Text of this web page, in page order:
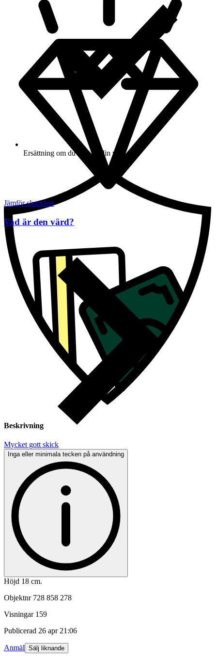
Ersättning om du inte får din vara
Beskrivning
Mycket gott skick
Inga eller minimala tecken på användning
Höjd 18 cm.
Objektnr 728 858 278
Visningar 159
Publicerad 26 apr 21:06
Anmäl Sälj liknande
Jämför slutpriser
Vad är den värd?